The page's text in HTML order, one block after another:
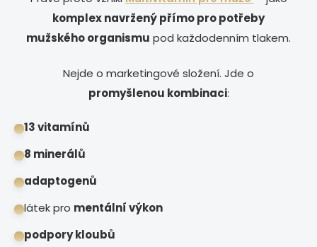
komplex navržený přímo pro potřeby
mužského organismu pod každodenním tlakem.
Nejde o marketingové složení. Jde o
promyšlenou kombinaci:
13 vitamínů
8 minerálů
adaptogenů
látek pro mentální výkon
podpory kloubů